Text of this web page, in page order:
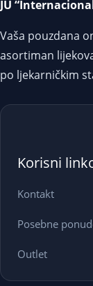
JU
Vaša pouzdana
asortiman
po ljekarničkim
Korisni
Kontakt
Posebne
Outlet